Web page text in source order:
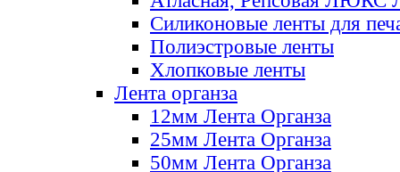
Силиконовые ленты для
Полиэстровые ленты
Хлопковые ленты
Лента органза
12мм Лента Органза
25мм Лента Органза
50мм Лента Органза